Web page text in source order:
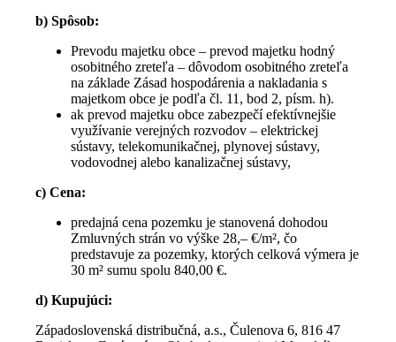
b) Spôsob:
Prevodu majetku obce – prevod majetku hodný
osobitného zreteľa – dôvodom osobitného zreteľa
na základe Zásad hospodárenia a nakladania s
majetkom obce je podľa čl. 11, bod 2, písm. h).
ak prevod majetku obce zabezpečí efektívnejšie
využívanie verejných rozvodov – elektrickej
sústavy, telekomunikačnej, plynovej sústavy,
vodovodnej alebo kanalizačnej sústavy,
c) Cena:
predajná cena pozemku je stanovená dohodou
Zmluvných strán vo výške 28,– €/m², čo
predstavuje za pozemky, ktorých celková výmera je
30 m² sumu spolu 840,00 €.
d) Kupujúci:
Západoslovenská distribučná, a.s., Čulenova 6, 816 47